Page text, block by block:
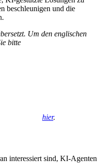
beschleunigen und die
Um den englischen
bitte
hier.
interessiert sind, KI-Agenten